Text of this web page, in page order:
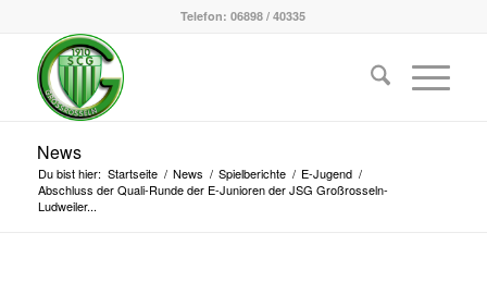
Telefon: 06898 / 40335
News
Du bist hier: Startseite / News / Spielberichte / E-Jugend /
Abschluss der Quali-Runde der E-Junioren der JSG Großrosseln-
Ludweiler...